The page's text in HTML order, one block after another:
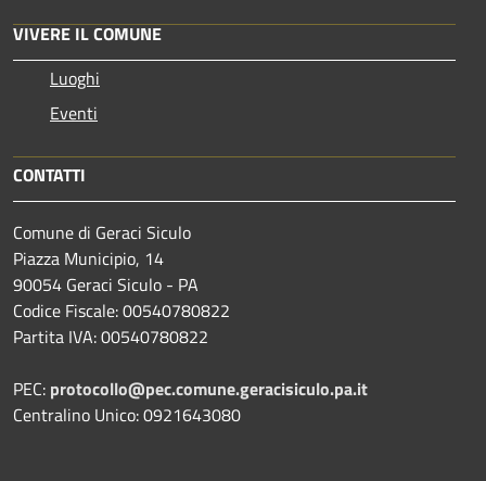
VIVERE IL COMUNE
Luoghi
Eventi
CONTATTI
Comune di Geraci Siculo
Piazza Municipio, 14
90054 Geraci Siculo - PA
Codice Fiscale: 00540780822
Partita IVA: 00540780822
PEC: protocollo@pec.comune.geracisiculo.pa.it
Centralino Unico: 0921643080